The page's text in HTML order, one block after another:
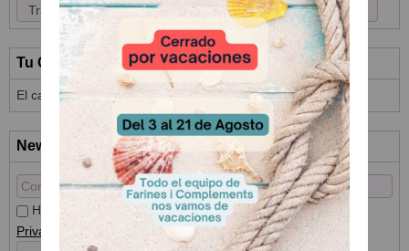
Tu Carrito (0)
El carrito de la compra está vacío
Newsletter
He leído y acepto el Tratamiento de datosy laPolítica de
Privacidad